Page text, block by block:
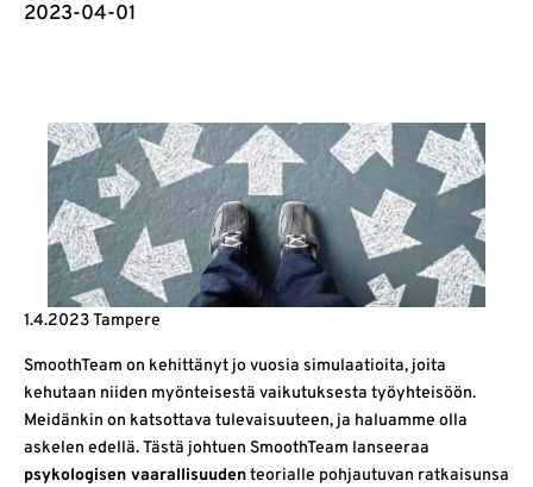
2023-04-01
1.4.2023 Tampere
SmoothTeam on kehittänyt jo vuosia simulaatioita, joita
kehutaan niiden myönteisestä vaikutuksesta työyhteisöön.
Meidänkin on katsottava tulevaisuuteen, ja haluamme olla
askelen edellä. Tästä johtuen SmoothTeam lanseeraa
psykologisen vaarallisuudenteorialle pohjautuvan ratkaisunsa